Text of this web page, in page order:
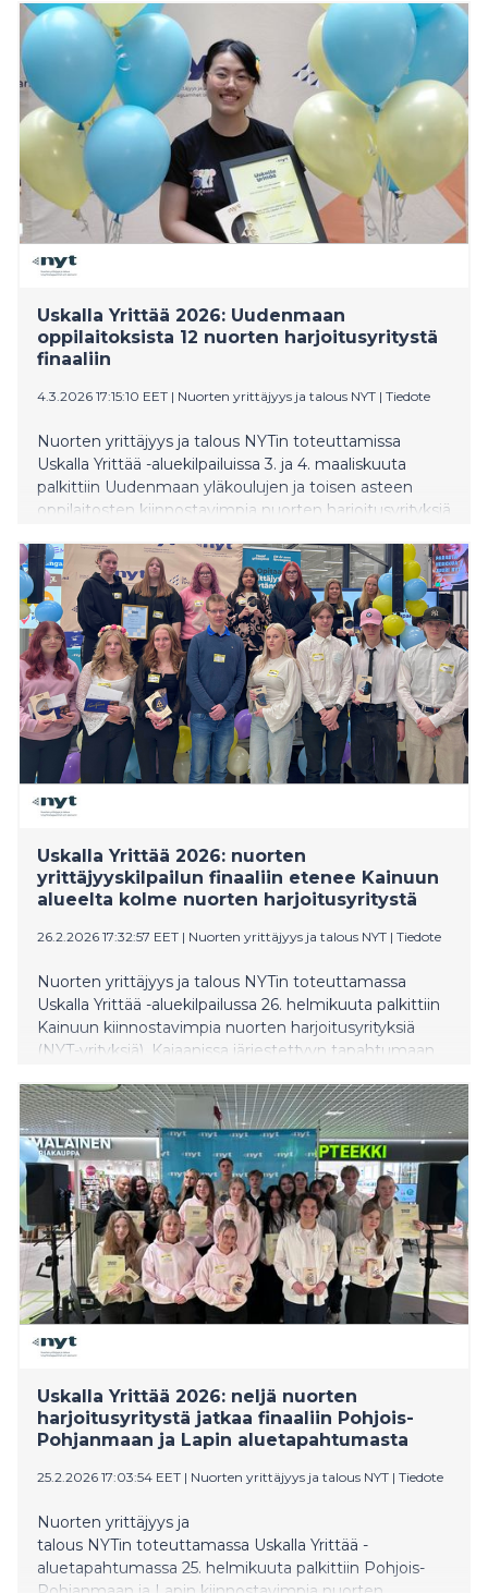
noussut 5,34 miljoonaan euroon. Kasvun taustalla
näkyvät sekä heikentynyt kesätyötilanne että nuorten
selkeä asennemuutos: yhä useampi haluaa työllistää
itse itsensä.
Uskalla Yrittää 2026: Uudenmaan
oppilaitoksista 12 nuorten harjoitusyritystä
finaaliin
4.3.2026 17:15:10 EET | Nuorten yrittäjyys ja talous NYT | Tiedote
Nuorten yrittäjyys ja talous NYTin toteuttamissa
Uskalla Yrittää -aluekilpailuissa 3. ja 4. maaliskuuta
palkittiin Uudenmaan yläkoulujen ja toisen asteen
oppilaitosten kiinnostavimpia nuorten harjoitusyrityksiä
osallistui yhteensä 135 yritystä ja noin 340 nuorta.
Kahdentoista yrityksen tie jatkuu kansalliseen Uskalla
Yrittää -finaaliin huhtikuussa. Oppilaiden lisäksi palkittiin
myös opettaja. Vuoden yrittäjyyskasvatusopettajan
tunnustuksen sai Reetta Oksanen Vuosaaren lukiosta.
Uskalla Yrittää 2026: nuorten
yrittäjyyskilpailun finaaliin etenee Kainuun
alueelta kolme nuorten harjoitusyritystä
26.2.2026 17:32:57 EET | Nuorten yrittäjyys ja talous NYT | Tiedote
Nuorten yrittäjyys ja talous NYTin toteuttamassa
Uskalla Yrittää -aluekilpailussa 26. helmikuuta palkittiin
Kainuun kiinnostavimpia nuorten harjoitusyrityksiä
(NYT-yrityksiä). Kajaanissa järjestettyyn tapahtumaan
oppilaitoksista. Kolmen yrityksen tie jatkuu
kansalliseen Uskalla Yrittää -finaaliin huhtikuussa.
Tapahtumassa jaettiin myös Kainuun Vuoden
yrittäjyyskasvatusopettajan tunnustus, jonka sai Sami
Viinikainen Kajaanin Lyseosta.
Uskalla Yrittää 2026: neljä nuorten
harjoitusyritystä jatkaa finaaliin Pohjois-
Pohjanmaan ja Lapin aluetapahtumasta
25.2.2026 17:03:54 EET | Nuorten yrittäjyys ja talous NYT | Tiedote
Nuorten yrittäjyys ja
talous NYTin toteuttamassa Uskalla Yrittää -
aluetapahtumassa 25. helmikuuta palkittiin Pohjois-